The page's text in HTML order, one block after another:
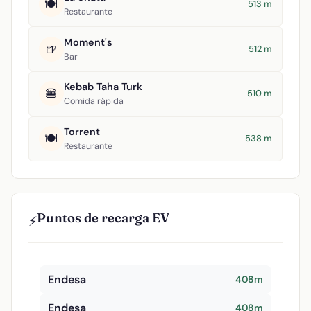
🍽️ Restaurante
513 m
🍺 Moment's
Bar
512 m
🍔 Kebab Taha Turk
Comida rápida
510 m
🍽️ Torrent
Restaurante
538 m
⚡Puntos de recarga EV
Endesa 408m
Endesa 408m